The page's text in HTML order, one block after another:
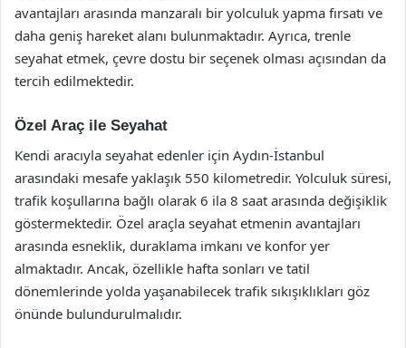
avantajları arasında manzaralı bir yolculuk yapma fırsatı ve
daha geniş hareket alanı bulunmaktadır. Ayrıca, trenle
seyahat etmek, çevre dostu bir seçenek olması açısından da
tercih edilmektedir.
Özel Araç ile Seyahat
Kendi aracıyla seyahat edenler için Aydın-İstanbul
arasındaki mesafe yaklaşık 550 kilometredir. Yolculuk süresi,
trafik koşullarına bağlı olarak 6 ila 8 saat arasında değişiklik
göstermektedir. Özel araçla seyahat etmenin avantajları
arasında esneklik, duraklama imkanı ve konfor yer
almaktadır. Ancak, özellikle hafta sonları ve tatil
dönemlerinde yolda yaşanabilecek trafik sıkışıklıkları göz
önünde bulundurulmalıdır.